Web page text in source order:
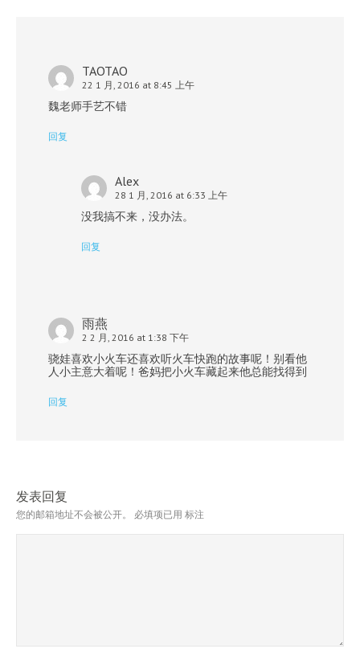
TAOTAO
22 1 月, 2016 at 8:45 上午
魏老师手艺不错
回复
Alex
28 1 月, 2016 at 6:33 上午
没我搞不来，没办法。
回复
雨燕
2 2 月, 2016 at 1:38 下午
骁娃喜欢小火车还喜欢听火车快跑的故事呢！别看他
人小主意大着呢！爸妈把小火车藏起来他总能找得到
回复
发表回复
您的邮箱地址不会被公开。 必填项已用 标注